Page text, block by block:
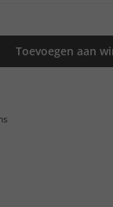
Toevoegen aan